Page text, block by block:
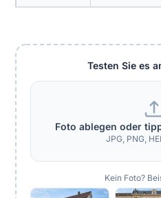
Testen Sie es
Foto ablegen oder
JPG, PNG,
Kein Foto?